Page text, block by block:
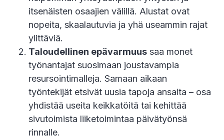
itsenäisten osaajien välillä. Alustat ovat
nopeita, skaalautuvia ja yhä useammin rajat
ylittäviä.
Taloudellinen epävarmuus saa monet
työnantajat suosimaan joustavampia
resursointimalleja. Samaan aikaan
työntekijät etsivät uusia tapoja ansaita – osa
yhdistää useita keikkatöitä tai kehittää
sivutoimista liiketoimintaa päivätyönsä
rinnalle.